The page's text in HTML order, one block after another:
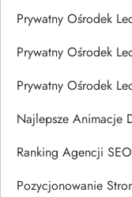
Prywatny Ośrodek
Prywatny Ośrodek
Prywatny Ośrodek
Najlepsze Animacje
Ranking Agencji
Pozycjonowanie